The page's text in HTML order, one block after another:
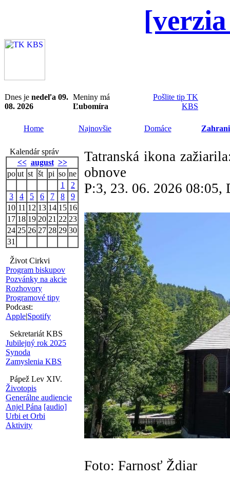
Dnes je nedeľa 09.
08. 2026
Meniny má
Ľubomíra
Pošlite tip TK
KBS
Home Najnovšie Domáce
Kalendár správ
<< august >>
po ut st št pi so ne
1
2
3
4 5 6 7 8
9
10 11 12 13 14 15 16
17 18 19 20 21 22 23
24 25 26 27 28 29 30
31
Život Cirkvi
Program biskupov
Pozvánky na akcie
Rozhovory
Programové tipy
Podcast:
Apple|Spotify
Sekretariát KBS
Jubilejný rok 2025
Synoda
Zamyslenia KBS
Pápež Lev XIV.
Životopis
Generálne audiencie
Anjel Pána [audio]
Urbi et Orbi
Aktivity
Tatranská ikona
obnove
P:3, 23. 06. 2026 08:05,
Foto: Farnosť Ždiar